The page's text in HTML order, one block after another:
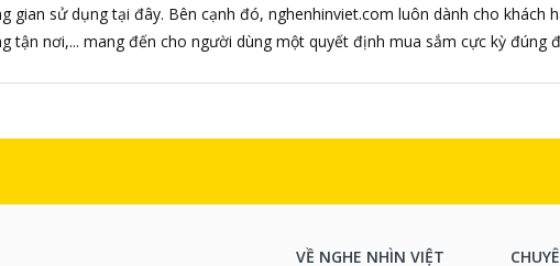
gian sử dụng tại đây. Bên cạnh đó, nghenhinviet.com luôn dành cho khách
tận nơi,... mang đến cho người dùng một quyết định mua sắm cực kỳ đúng
VỀ NGHE NHÌN VIỆT